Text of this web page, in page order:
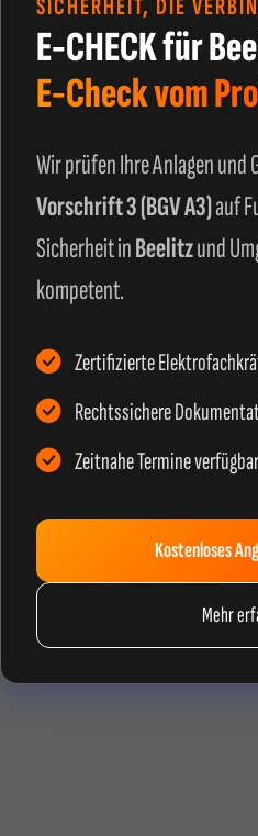
SICHERHEIT, DIE
E-CHECK für
E-Check vom
Wir prüfen Ihre Anlagen und
Vorschrift 3 (BGV A3)auf
Sicherheit inBeelitzund
kompetent.
Zertifizierte
Rechtssichere
Zeitnahe Termine
Kostenloses
Mehr